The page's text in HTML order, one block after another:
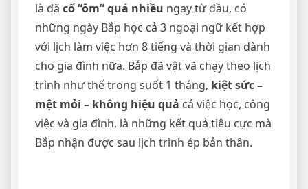
là đã cố “ôm” quá nhiều ngay từ đầu, có
những ngày Bắp học cả 3 ngoại ngữ kết hợp
với lịch làm việc hơn 8 tiếng và thời gian dành
cho gia đình nữa. Bắp đã vật vã chạy theo lịch
trình như thế trong suốt 1 tháng, kiệt sức –
mệt mỏi – không hiệu quả cả việc học, công
việc và gia đình, là những kết quả tiêu cực mà
Bắp nhận được sau lịch trình ép bản thân.